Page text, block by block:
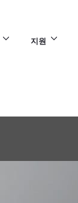
지원